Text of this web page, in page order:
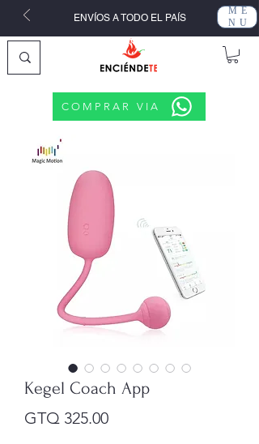
ME
NU
ENVÍOS A TODO EL PAÍS
COMPRAR VIA
Kegel Coach App
GTQ 325.00Precio